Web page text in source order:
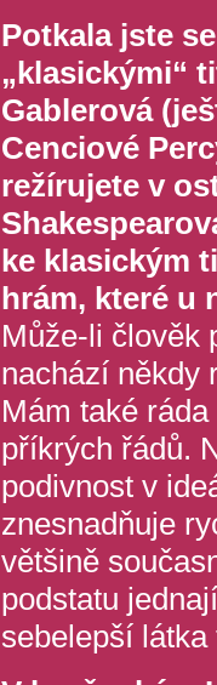
Potkala jste
„klasickými“
Gablerová
Cenciové
režírujete v
ke klasickým
hrám, které u
Může-li člověk
nachází někdy
Mám také
příkrých řádů.
podivnost v
znesnadňuje
většině
podstatu
sebelepší